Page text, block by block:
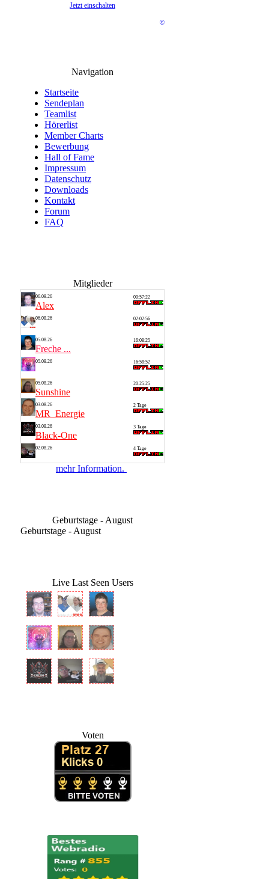
Jetzt einschalten
©
Navigation
Startseite
Sendeplan
Teamlist
Hörerlist
Member Charts
Bewerbung
Hall of Fame
Impressum
Datenschutz
Downloads
Kontakt
Forum
FAQ
Mitglieder
06.08.26
Alex
00:57:22
06.08.26 02:02:56
05.08.26
Freche ...
16:08:25
05.08.26 16:58:52
05.08.26
Sunshine
20:25:25
03.08.26
MR_Energie
2 Tage
03.08.26
Black-One
3 Tage
02.08.26 4 Tage
mehr Information.
Geburtstage - August
Geburtstage - August
Live Last Seen Users
Voten